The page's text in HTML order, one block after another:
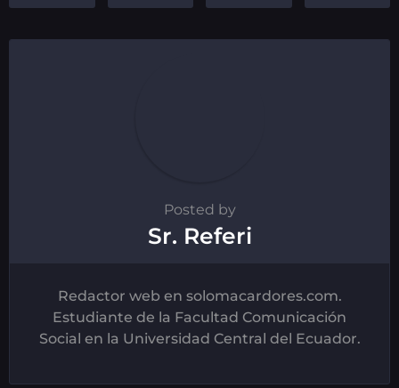
Posted by
Sr. Referi
Redactor web en solomacardores.com.
Estudiante de la Facultad Comunicación
Social en la Universidad Central del Ecuador.